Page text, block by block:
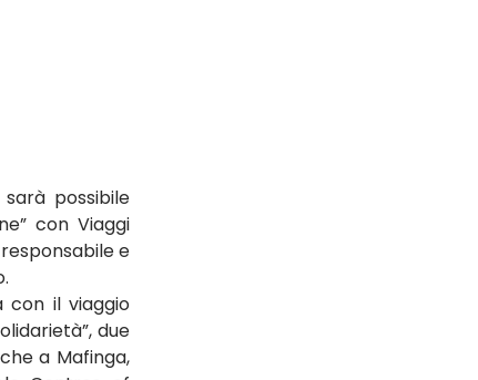
possibile
con Viaggi
e
con il viaggio
due
a Mafinga,